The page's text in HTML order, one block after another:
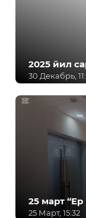
2025 йил
30 Декабрь,
25 март
25 Март, 15:32